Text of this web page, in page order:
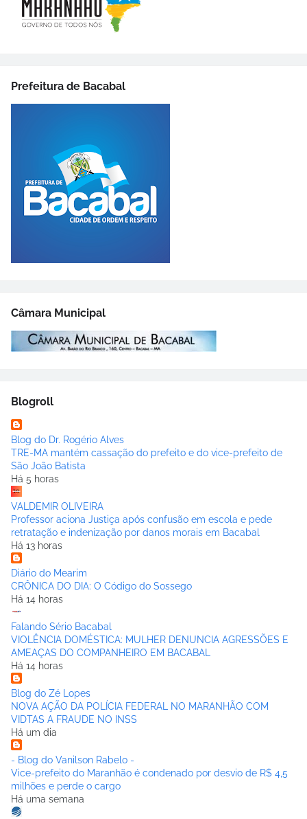
Prefeitura de Bacabal
Câmara Municipal
Blogroll
Blog do Dr. Rogério Alves
TRE-MA mantém cassação do prefeito e do vice-prefeito de
São João Batista
Há 5 horas
VALDEMIR OLIVEIRA
Professor aciona Justiça após confusão em escola e pede
retratação e indenização por danos morais em Bacabal
Há 13 horas
Diário do Mearim
CRÔNICA DO DIA: O Código do Sossego
Há 14 horas
Falando Sério Bacabal
VIOLÊNCIA DOMÉSTICA: MULHER DENUNCIA AGRESSÕES E
AMEAÇAS DO COMPANHEIRO EM BACABAL
Há 14 horas
Blog do Zé Lopes
NOVA AÇÃO DA POLÍCIA FEDERAL NO MARANHÃO COM
VIDTAS A FRAUDE NO INSS
Há um dia
- Blog do Vanilson Rabelo -
Vice-prefeito do Maranhão é condenado por desvio de R$ 4,5
milhões e perde o cargo
Há uma semana